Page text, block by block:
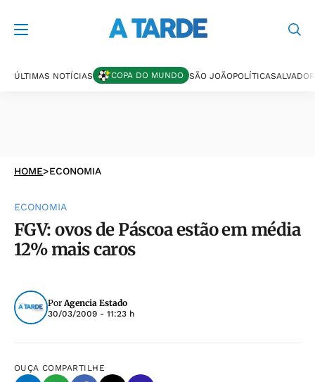
ÚLTIMAS NOTÍCIAS COPA DO MUNDO SÃO JOÃOPOLÍTICASALVADOR
HOME>ECONOMIA
ECONOMIA
FGV: ovos de Páscoa estão em média
12% mais caros
PorAgencia Estado
30/03/2009 - 11:23 h
OUÇA COMPARTILHE